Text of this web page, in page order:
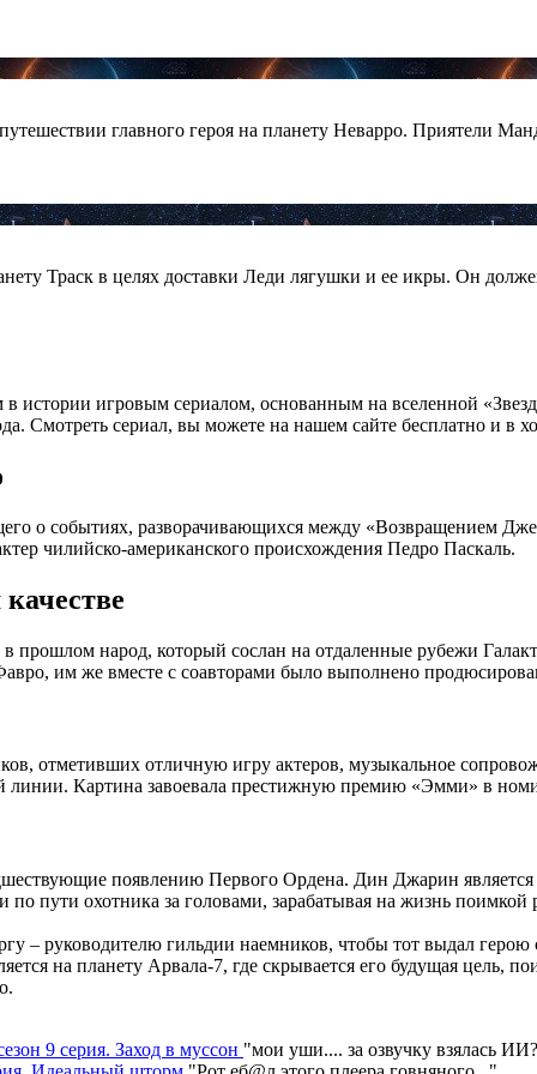
главного героя на планету Неварро. Приятели
Траск в целях доставки Леди лягушки и ее икры. Он
истории игровым сериалом, основанным на вселенной
Смотреть сериал, вы можете на нашем сайте бесплатно и в
о событиях, разворачивающихся между «Возвращением
чилийско-американского происхождения Педро Паскаль.
народ, который сослан на отдаленные рубежи
им же вместе с соавторами было выполнено
отметивших отличную игру актеров, музыкальное
Картина завоевала престижную премию «Эмми» в
появлению Первого Ордена. Дин Джарин
пути охотника за головами, зарабатывая на жизнь поимкой
– руководителю гильдии наемников, чтобы тот выдал
на планету Арвала-7, где скрывается его будущая цель,
9 серия. Заход в муссон "мои уши.... за озвучку взялась ИИ?